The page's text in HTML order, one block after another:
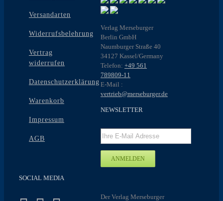
Versandarten
Widerrufsbelehrung
Vertrag
widerrufen
Datenschutzerklärung
Warenkorb
Impressum
AGB
SOCIAL MEDIA
Verlag Merseburger
Berlin GmbH
Naumburger Straße 40
34127 Kassel/Germany
Telefon: +49 561
789809-11
E-Mail :
vertrieb@merseburger.de
NEWSLETTER
Der Verlag Merseburger